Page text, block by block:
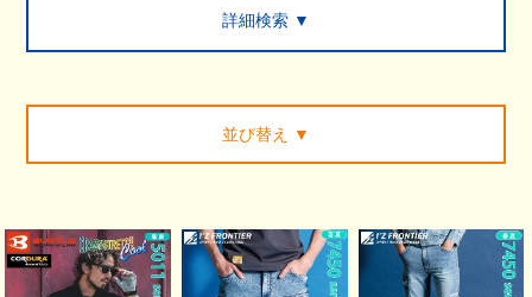
詳細検索 ▼
並び替え ▼